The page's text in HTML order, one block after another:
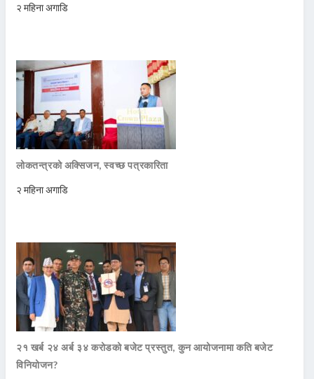
२ महिना अगाडि
लोकतन्त्रको अक्सिजन, स्वच्छ पत्रकारिता
२ महिना अगाडि
२१ खर्ब २४ अर्ब ३४ करोडको बजेट प्रस्तुत, कुन आयोजनामा कति बजेट
विनियोजन?